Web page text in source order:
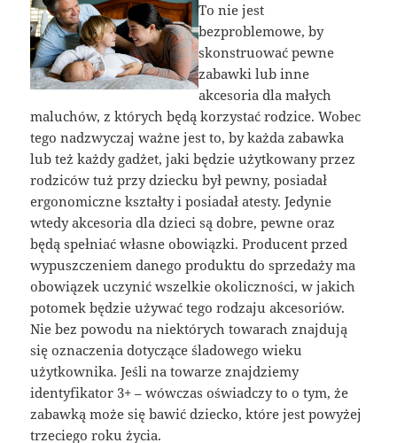
To nie jest
bezproblemowe, by
skonstruować pewne
zabawki lub inne
akcesoria dla małych
maluchów, z których będą korzystać rodzice. Wobec
tego nadzwyczaj ważne jest to, by każda zabawka
lub też każdy gadżet, jaki będzie użytkowany przez
rodziców tuż przy dziecku był pewny, posiadał
ergonomiczne kształty i posiadał atesty. Jedynie
wtedy akcesoria dla dzieci są dobre, pewne oraz
będą spełniać własne obowiązki. Producent przed
wypuszczeniem danego produktu do sprzedaży ma
obowiązek uczynić wszelkie okoliczności, w jakich
potomek będzie używać tego rodzaju akcesoriów.
Nie bez powodu na niektórych towarach znajdują
się oznaczenia dotyczące śladowego wieku
użytkownika. Jeśli na towarze znajdziemy
identyfikator 3+ – wówczas oświadczy to o tym, że
zabawką może się bawić dziecko, które jest powyżej
trzeciego roku życia.